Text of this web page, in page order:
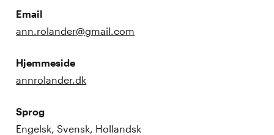
Email
ann.rolander@gmail.com
Hjemmeside
annrolander.dk
Sprog
Engelsk, Svensk, Hollandsk